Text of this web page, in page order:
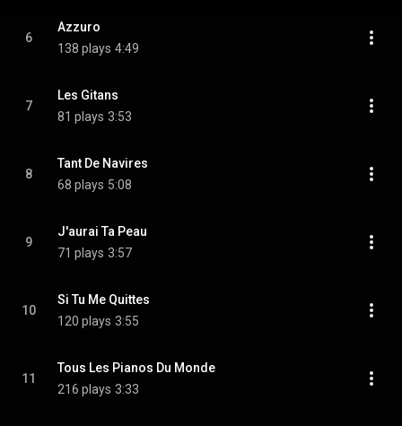
6
Azzuro
138 plays 4:49
7
Les Gitans
81 plays 3:53
8
Tant De Navires
68 plays 5:08
9
J'aurai Ta Peau
71 plays 3:57
10
Si Tu Me Quittes
120 plays 3:55
11
Tous Les Pianos Du Monde
216 plays 3:33